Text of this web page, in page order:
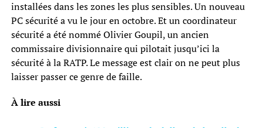
installées dans les zones les plus sensibles. Un nouveau
PC sécurité a vu le jour en octobre. Et un coordinateur
sécurité a été nommé Olivier Goupil, un ancien
commissaire divisionnaire qui pilotait jusqu’ici la
sécurité à la RATP. Le message est clair on ne peut plus
laisser passer ce genre de faille.
À lire aussi